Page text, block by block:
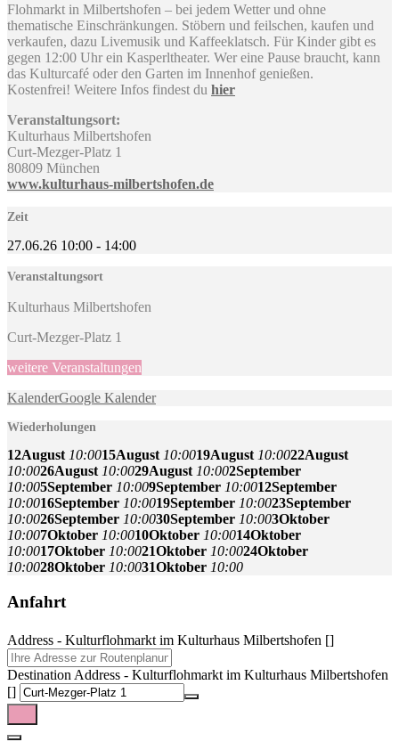
Flohmarkt in Milbertshofen – bei jedem Wetter und ohne
thematische Einschränkungen. Stöbern und feilschen, kaufen und
verkaufen, dazu Livemusik und Kaffeeklatsch. Für Kinder gibt es
gegen 12:00 Uhr ein Kasperltheater. Wer eine Pause braucht, kann
das Kulturcafé oder den Garten im Innenhof genießen.
Kostenfrei! Weitere Infos findest du hier
Veranstaltungsort:
Kulturhaus Milbertshofen
Curt-Mezger-Platz 1
80809 München
www.kulturhaus-milbertshofen.de
Zeit
27.06.26 10:00 - 14:00
Veranstaltungsort
Kulturhaus Milbertshofen
Curt-Mezger-Platz 1
weitere Veranstaltungen
KalenderGoogle Kalender
Wiederholungen
12August 10:0015August 10:0019August 10:0022August
10:0026August 10:0029August 10:002September
10:005September 10:009September 10:0012September
10:0016September 10:0019September 10:0023September
10:0026September 10:0030September 10:003Oktober
10:007Oktober 10:0010Oktober 10:0014Oktober
10:0017Oktober 10:0021Oktober 10:0024Oktober
10:0028Oktober 10:0031Oktober 10:00
Anfahrt
Address - Kulturflohmarkt im Kulturhaus Milbertshofen []
Destination Address - Kulturflohmarkt im Kulturhaus Milbertshofen
[]